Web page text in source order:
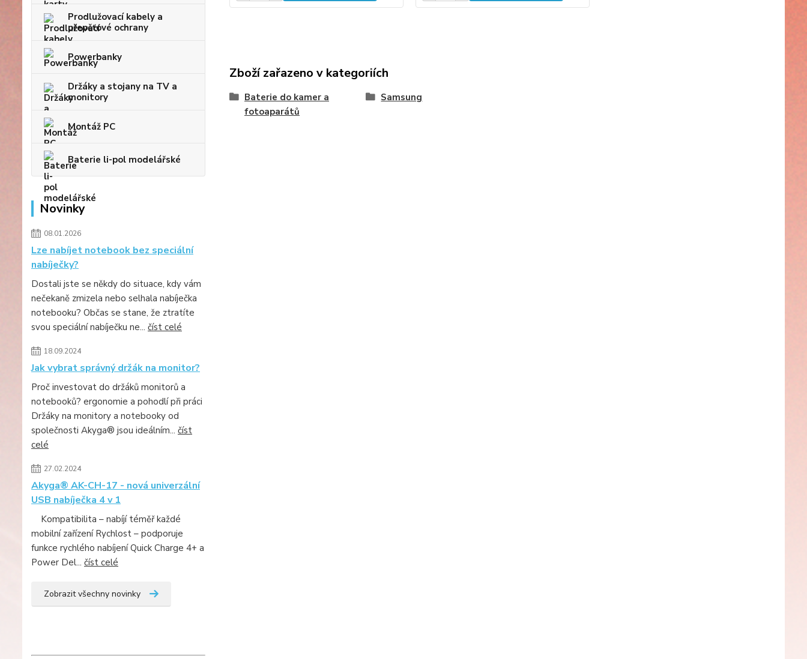
Prodlužovací kabely a
přepěťové ochrany
Powerbanky
Držáky a stojany na TV a
monitory
Montáž PC
Baterie li-pol modelářské
Novinky
08.01.2026
Lze nabíjet notebook bez speciální
nabíječky?
Dostali jste se někdy do situace, kdy vám
nečekaně zmizela nebo selhala nabíječka
notebooku? Občas se stane, že ztratíte
svou speciální nabíječku ne... číst celé
18.09.2024
Jak vybrat správný držák na monitor?
Proč investovat do držáků monitorů a
notebooků? ergonomie a pohodlí při práci
Držáky na monitory a notebooky od
společnosti Akyga® jsou ideálním... číst
celé
27.02.2024
Akyga® AK-CH-17 - nová univerzální
USB nabíječka 4 v 1
Kompatibilita – nabíjí téměř každé
mobilní zařízení Rychlost – podporuje
funkce rychlého nabíjení Quick Charge 4+ a
Power Del... číst celé
Zobrazit všechny novinky
Zboží zařazeno v kategoriích
Baterie do kamer a
fotoaparátů
Samsung